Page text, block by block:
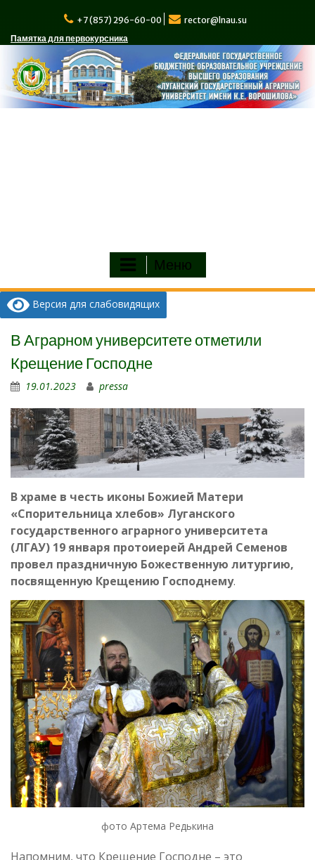
содержимому
+7 (857) 296-60-00
rector@lnau.su
Памятка для первокурсника
Меню
Версия для слабовидящих
В Аграрном университете отметили
Крещение Господне
19.01.2023 pressa
В храме в честь иконы Божией Матери
«Спорительница хлебов» Луганского
государственного аграрного университета
(ЛГАУ) 19 января протоиерей Андрей Семенов
провел праздничную Божественную литургию,
посвященную Крещению Господнему.
фото Артема Редькина
Напомним, что Крещение Господне – это